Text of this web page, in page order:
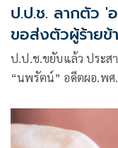
ป.ป.ช. ลากตัว '
ขอส่งตัวผู้ร้ายข้
ป.ป.ช.ขยับแล้ว ประส
“นพรัตน์” อดีตผอ.พศ